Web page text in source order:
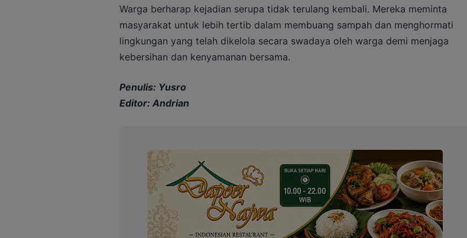
Warga berharap kejadian serupa tidak terulang kembali. Mereka meminta
masyarakat untuk lebih tertib dalam membuang sampah dan menghormati
lingkungan yang telah dikelola secara swadaya oleh warga demi menjaga
kebersihan dan kenyamanan bersama.
Penulis: Yusro
Editor: Andrian